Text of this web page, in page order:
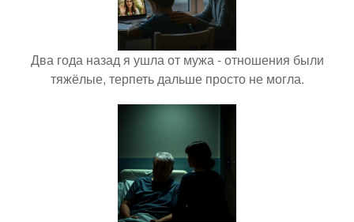
Два года назад я ушла от мужа - отношения были
тяжёлые, терпеть дальше просто не могла.